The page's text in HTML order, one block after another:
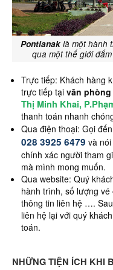
Pontianak là một hành
qua một thế giới
Trực tiếp: Khách hàng
trực tiếp tại văn phòng
Thị Minh Khai,
thanh toán nhanh
Qua điện thoại: Gọi
028 3925 6479 và
chính xác người tham
mà mình mong muốn.
Qua website: Quý
hành trình, số lượng
thông tin liên hệ ….
liên hệ lại với quý
toán.
NHỮNG TIỆN ÍCH KHI